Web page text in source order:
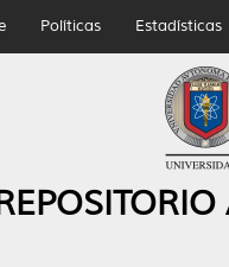
Políticas Estadísticas